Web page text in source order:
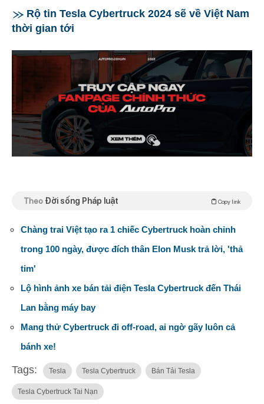
Rộ tin Tesla Cybertruck 2024 sẽ về Việt Nam
thời gian tới
Theo Đời sống Pháp luật Copy link
Chàng trai Việt tạo ra 1 chiếc Cybertruck hoàn chỉnh
trong 100 ngày, được đích thân Elon Musk trả lời, 'thả
tim'
Lộ hình ảnh xe bán tải điện Tesla Cybertruck đến Thái
Lan bằng máy bay
Mang thử Cybertruck đi off-road, ai ngờ gãy luôn cả
bánh xe!
Tags: Tesla Tesla Cybertruck Bán Tải Tesla
Tesla Cybertruck Tai Nạn